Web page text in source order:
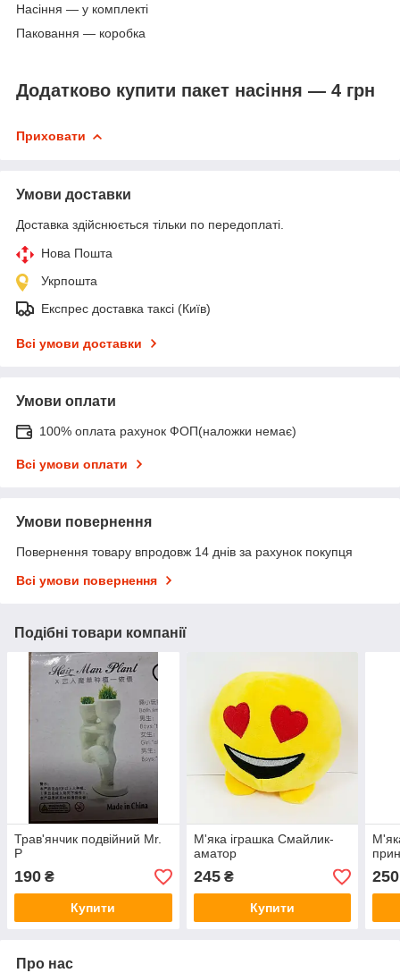
Насіння — у комплекті
Паковання — коробка
Додатково купити пакет насіння — 4 грн
Приховати
Умови доставки
Доставка здійснюється тільки по передоплаті.
Нова Пошта
Укрпошта
Експрес доставка таксі (Київ)
Всі умови доставки
Умови оплати
100% оплата рахунок ФОП(наложки немає)
Всі умови оплати
Умови повернення
Повернення товару впродовж 14 днів за рахунок покупця
Всі умови повернення
Подібні товари компанії
Трав'янчик подвійний Мr.
P
190 ₴
Купити
М'яка іграшка Смайлик-
аматор
245₴
Купити
250
Про нас